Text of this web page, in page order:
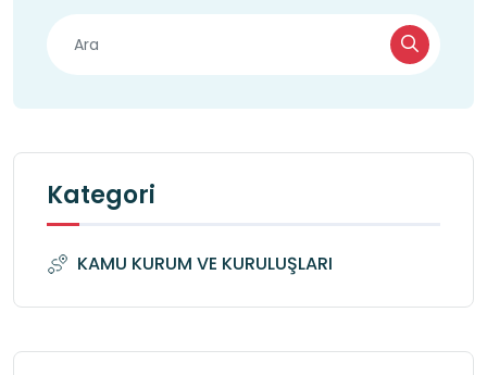
Kategori
KAMU KURUM VE KURULUŞLARI